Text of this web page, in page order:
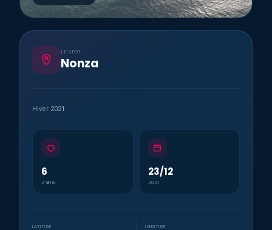
LE SPOT
Nonza
Hiver 2021
6
J’aime
23/12
2021
LATITUDE LONGITUDE